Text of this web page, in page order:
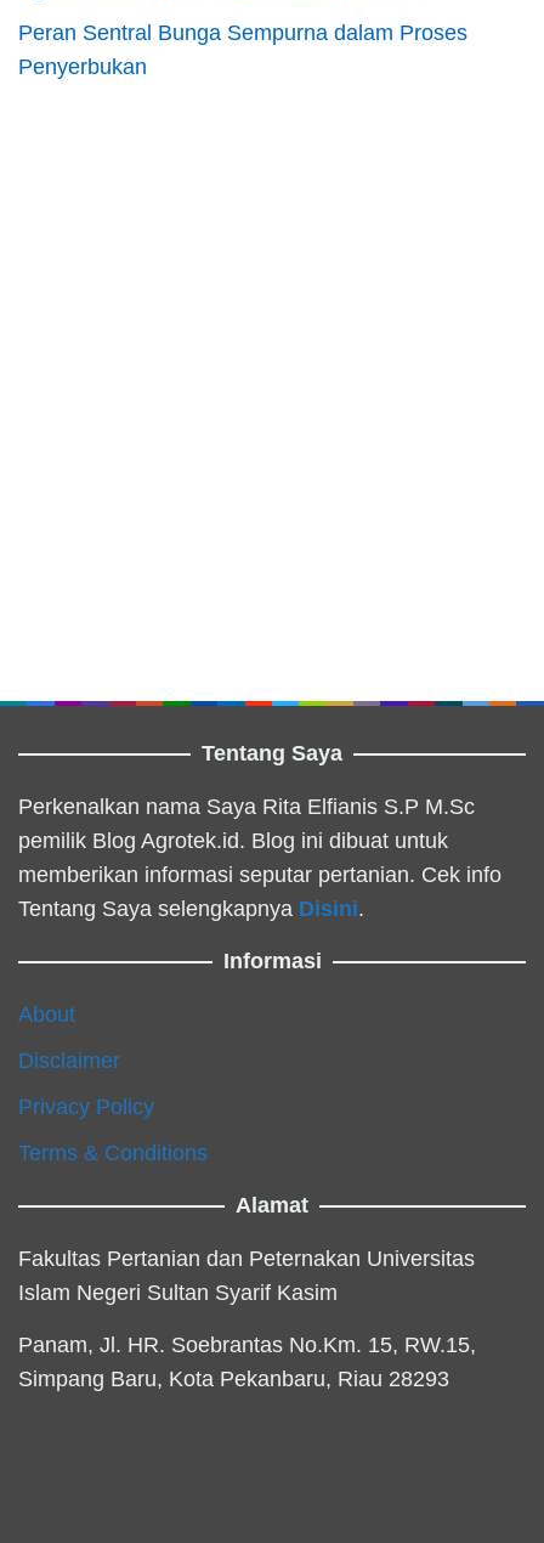
Peran Sentral Bunga Sempurna dalam Proses
Penyerbukan
Tentang Saya
Perkenalkan nama Saya Rita Elfianis S.P M.Sc
pemilik Blog Agrotek.id. Blog ini dibuat untuk
memberikan informasi seputar pertanian. Cek info
Tentang Saya selengkapnya Disini.
Informasi
About
Disclaimer
Privacy Policy
Terms & Conditions
Alamat
Fakultas Pertanian dan Peternakan Universitas
Islam Negeri Sultan Syarif Kasim
Panam, Jl. HR. Soebrantas No.Km. 15, RW.15,
Simpang Baru, Kota Pekanbaru, Riau 28293